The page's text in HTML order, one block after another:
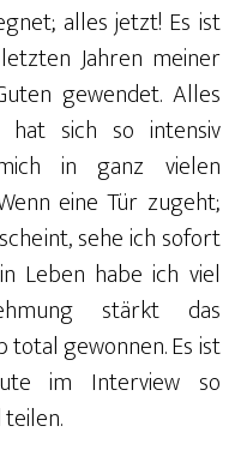
alles jetzt! Es ist
Jahren meiner
gewendet. Alles
hat sich so intensiv
in ganz vielen
eine Tür zugeht;
sehe ich sofort
Leben habe ich viel
stärkt das
total gewonnen. Es ist
im Interview so